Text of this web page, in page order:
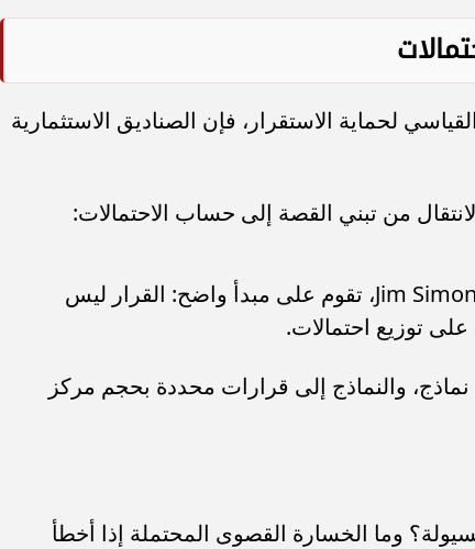
لحماية الاستقرار، فإن الصناديق الاستثمارية
من تبني القصة إلى حساب الاحتمالات:
مدرسة الاستثمار الكمي، التي يمثلها Jim Simons، تقوم على مبدأ واضح: القرار ليس
توزيع احتمالات.
نماذج، والنماذج إلى قرارات محددة بحجم مركز
وما الخسارة القصوى المحتملة إذا أخطأ